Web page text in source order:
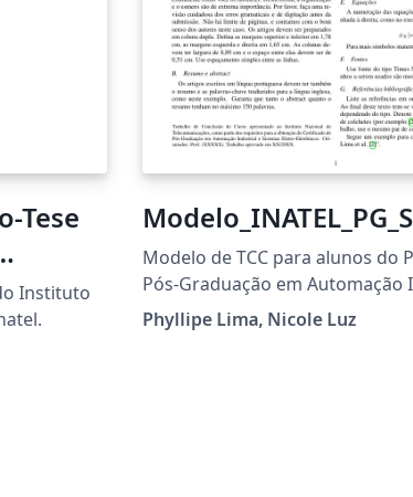
Tese
Instituto
Modelo de TCC para alunos do
Pós-Graduação em Automação
Sistemas Eletro-Eletrônicos
Phyllipe Lima, Nicole Luz